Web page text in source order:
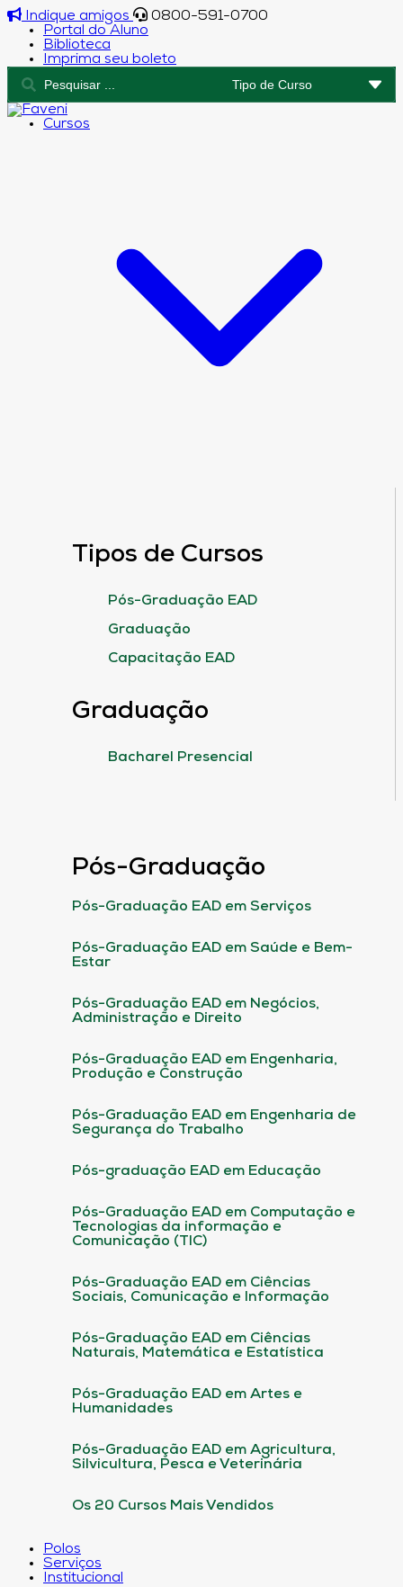
Indique amigos
0800-591-0700
Portal do Aluno
Biblioteca
Imprima seu boleto
Cursos
Tipos de Cursos
Pós-Graduação EAD
Graduação
Capacitação EAD
Graduação
Bacharel Presencial
Pós-Graduação
Pós-Graduação EAD em Serviços
Pós-Graduação EAD em Saúde e Bem-
Estar
Pós-Graduação EAD em Negócios,
Administração e Direito
Pós-Graduação EAD em Engenharia,
Produção e Construção
Pós-Graduação EAD em Engenharia de
Segurança do Trabalho
Pós-graduação EAD em Educação
Pós-Graduação EAD em Computação e
Tecnologias da informação e
Comunicação (TIC)
Pós-Graduação EAD em Ciências
Sociais, Comunicação e Informação
Pós-Graduação EAD em Ciências
Naturais, Matemática e Estatística
Pós-Graduação EAD em Artes e
Humanidades
Pós-Graduação EAD em Agricultura,
Silvicultura, Pesca e Veterinária
Os 20 Cursos Mais Vendidos
Polos
Serviços
Institucional